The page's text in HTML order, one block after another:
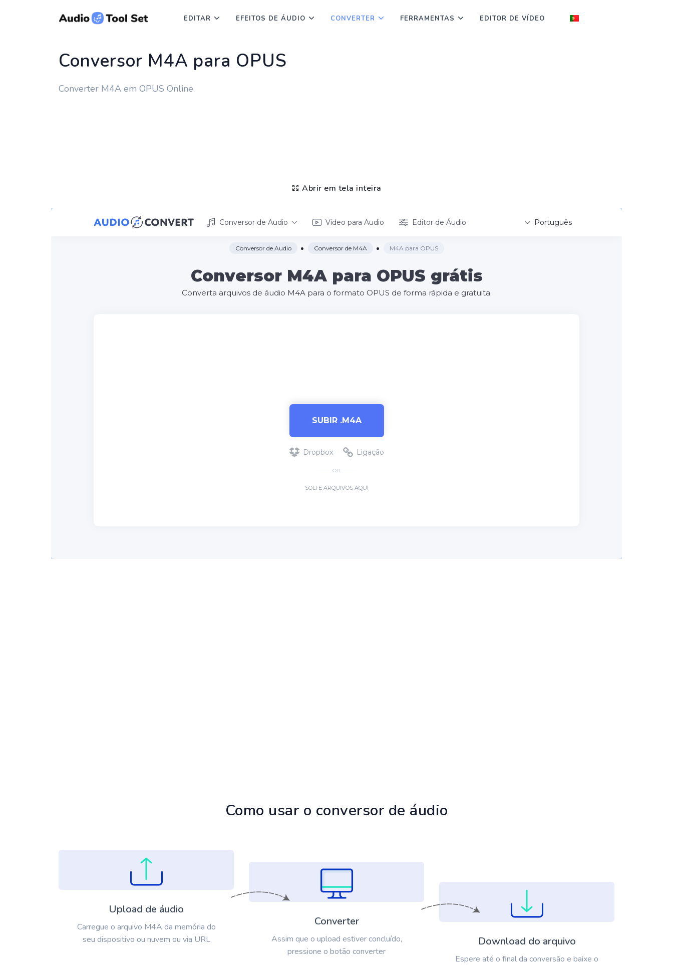
EDITAR EFEITOS DE ÁUDIO CONVERTER FERRAMENTAS EDITOR DE VÍDEO
Conversor M4A para OPUS
Converter M4A em OPUS Online
Abrir em tela inteira
Como usar o conversor de áudio
Upload de áudio
Carregue o arquivo M4A da memória do
seu dispositivo ou nuvem ou via URL
Converter
Assim que o upload estiver concluído,
pressione o botão converter
Download do arquivo
Espere até o final da conversão e baixe o